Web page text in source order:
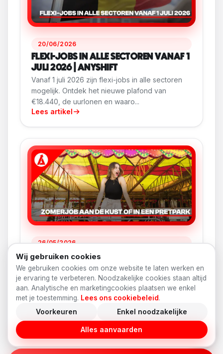
20/06/2026
FLEXI-JOBS IN ALLE SECTOREN VANAF 1
JULI 2026 | ANYSHIFT
Vanaf 1 juli 2026 zijn flexi-jobs in alle sectoren
mogelijk. Ontdek het nieuwe plafond van
€18.440, de uurlonen en waaro...
Lees artikel
26/05/2026
ZOMERJOB AAN DE KUST OF IN EEN
PRETPARK: ZO SCOOR JE EEN TOFFE
VAKANTIEJOB IN 2026
De examens zijn voor veel studenten nog volop
bezig, maar de zomervakantie komt razendsnel
dichterbij. En wie deze zomer...
Lees artikel
Wij gebruiken cookies
We gebruiken cookies om onze website te laten werken en
je ervaring te verbeteren. Noodzakelijke cookies staan altijd
aan. Analytische en marketingcookies plaatsen we enkel
met je toestemming. Lees ons cookiebeleid.
Voorkeuren Enkel noodzakelijke
Alles aanvaarden